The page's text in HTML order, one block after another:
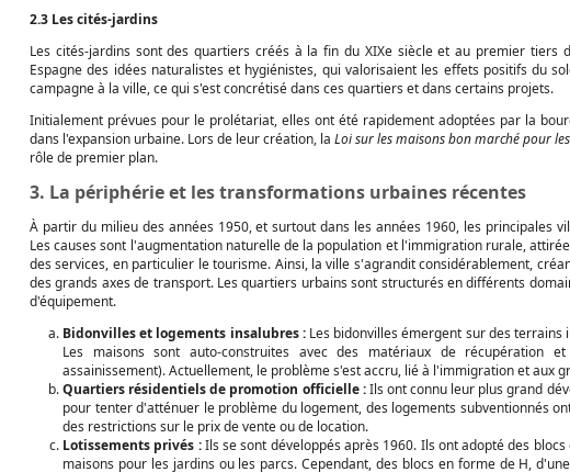
2.3 Les cités-jardins
Les cités-jardins sont des quartiers créés à la fin du XIXe siècle et au premier tiers
Espagne des idées naturalistes et hygiénistes, qui valorisaient les effets positifs du
campagne à la ville, ce qui s'est concrétisé dans ces quartiers et dans certains projets.
Initialement prévues pour le prolétariat, elles ont été rapidement adoptées par la
dans l'expansion urbaine. Lors de leur création, laLoi sur les maisons bon marché pour
rôle de premier plan.
3. La périphérie et les transformations urbaines récentes
À partir du milieu des années 1950, et surtout dans les années 1960, les principales
Les causes sont l'augmentation naturelle de la population et l'immigration rurale,
des services, en particulier le tourisme. Ainsi, la ville s'agrandit considérablement,
des grands axes de transport. Les quartiers urbains sont structurés en différents
d'équipement.
Bidonvilles et logements insalubres :Les bidonvilles émergent sur des terrains
Les maisons sont auto-construites avec des matériaux de récupération
assainissement). Actuellement, le problème s'est accru, lié à l'immigration et aux
Quartiers résidentiels de promotion officielle :Ils ont connu leur plus grand
pour tenter d'atténuer le problème du logement, des logements subventionnés
des restrictions sur le prix de vente ou de location.
Lotissements privés :Ils se sont développés après 1960. Ils ont adopté des
maisons pour les jardins ou les parcs. Cependant, des blocs en forme de H,